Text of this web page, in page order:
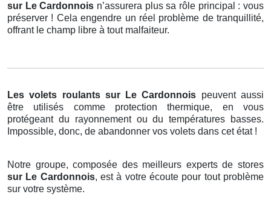
sur Le Cardonnois n’assurera plus sa rôle principal : vous
préserver ! Cela engendre un réel problème de tranquillité,
offrant le champ libre à tout malfaiteur.
Les volets roulants sur Le Cardonnois peuvent aussi
être utilisés comme protection thermique, en vous
protégeant du rayonnement ou du températures basses.
Impossible, donc, de abandonner vos volets dans cet état !
Notre groupe, composée des meilleurs experts de stores
sur Le Cardonnois, est à votre écoute pour tout problème
sur votre système.